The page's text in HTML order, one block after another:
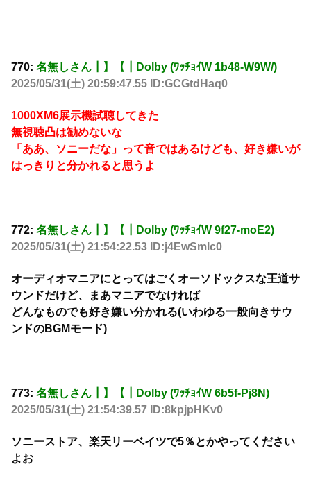
770: 名無しさん┃】【┃Dolby (ﾜｯﾁｮｲW 1b48-W9W/)
2025/05/31(土) 20:59:47.55 ID:GCGtdHaq0
1000XM6展示機試聴してきた
無視聴凸は勧めないな
「ああ、ソニーだな」って音ではあるけども、好き嫌いが
はっきりと分かれると思うよ
772: 名無しさん┃】【┃Dolby (ﾜｯﾁｮｲW 9f27-moE2)
2025/05/31(土) 21:54:22.53 ID:j4EwSmlc0
オーディオマニアにとってはごくオーソドックスな王道サ
ウンドだけど、まあマニアでなければ
どんなものでも好き嫌い分かれる(いわゆる一般向きサウ
ンドのBGMモード)
773: 名無しさん┃】【┃Dolby (ﾜｯﾁｮｲW 6b5f-Pj8N)
2025/05/31(土) 21:54:39.57 ID:8kpjpHKv0
ソニーストア、楽天リーベイツで5％とかやってください
よお